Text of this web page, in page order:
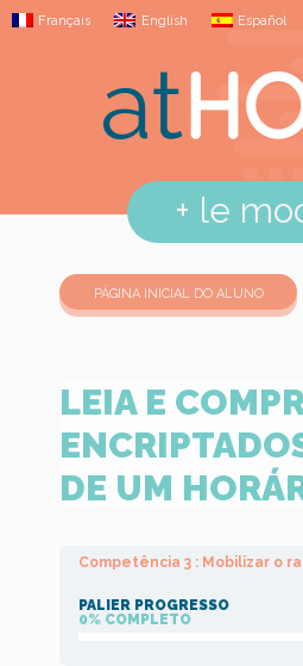
Français English Español
+ le
PÁGINA INICIAL DO ALUNO
LEIA E
DE UM
Competência 3 : Mobilizar o
PALIER PROGRESSO
0% COMPLETO